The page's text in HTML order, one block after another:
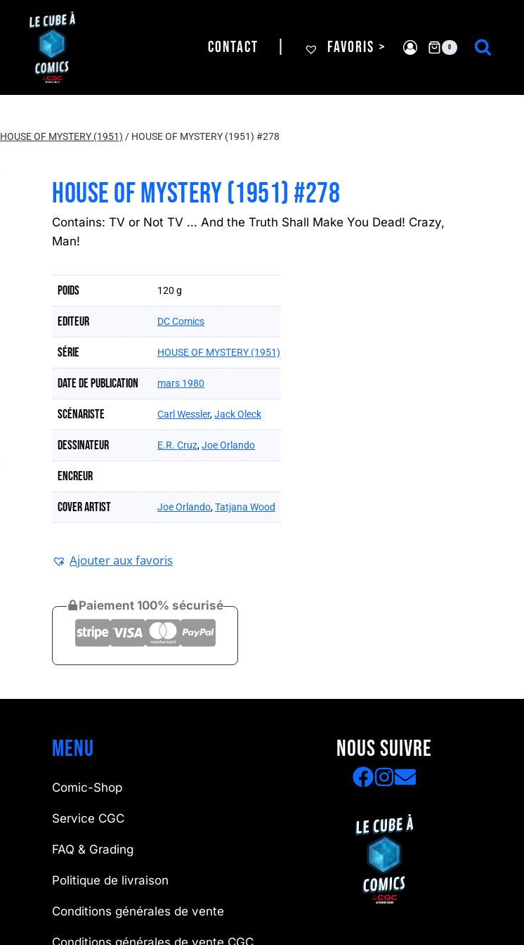
CONTACT FAVORIS > 0
HOUSE OF MYSTERY (1951) / HOUSE OF MYSTERY (1951) #278
HOUSE OF MYSTERY (1951) #278
Contains: TV or Not TV … And the Truth Shall Make You Dead! Crazy,
Man!
Poids 120 g
Editeur DC Comics
Série HOUSE OF MYSTERY (1951)
Date de publication mars 1980
Scénariste Carl Wessler,Jack Oleck
Dessinateur E.R. Cruz,Joe Orlando
Encreur
Cover artist Joe Orlando,Tatjana Wood
Ajouter aux favoris
Paiement 100% sécurisé
Menu
Comic-Shop
Service CGC
FAQ & Grading
Politique de livraison
Conditions générales de vente
Conditions générales de vente CGC
NOUS SUIVRE